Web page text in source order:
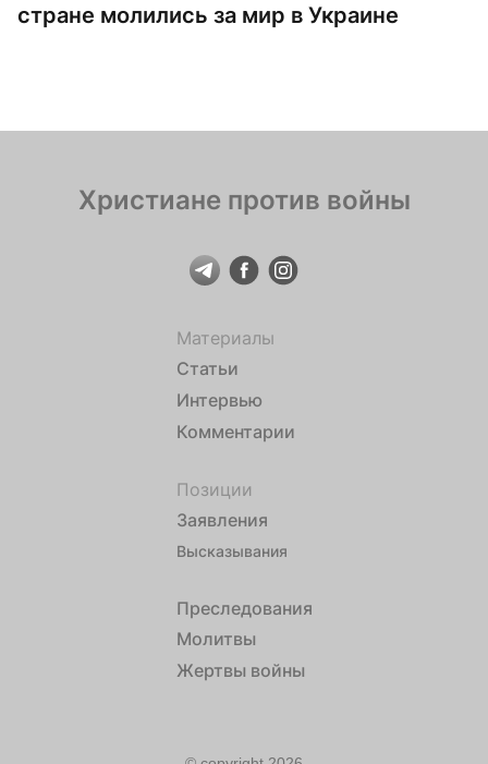
стране молились за мир в Украине
Христиане против войны
Материалы
Статьи
Интервью
Комментарии
Позиции
Заявления
Высказывания
Преследования
Молитвы
Жертвы войны